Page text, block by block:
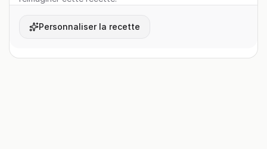
Personnaliser la recette